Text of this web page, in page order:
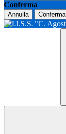
Conferma
Annulla Conferma